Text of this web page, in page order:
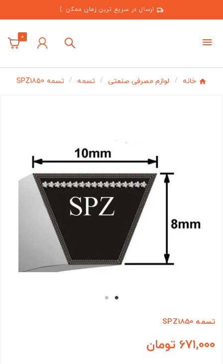
ارسال در سریع ترین زمان ممکن :)
0
خانه لوازم مصرفی صنعتی تسمه تسمه SPZ1850
تسمه SPZ1850
671,000 تومان